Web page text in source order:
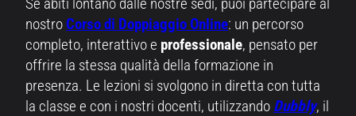
nostroCorso di Doppiaggio Online: un percorso
completo, interattivo e professionale, pensato per
offrire la stessa qualità della formazione in
presenza. Le lezioni si svolgono in diretta con tutta
la classe e con i nostri docenti, utilizzando Dubbly, il